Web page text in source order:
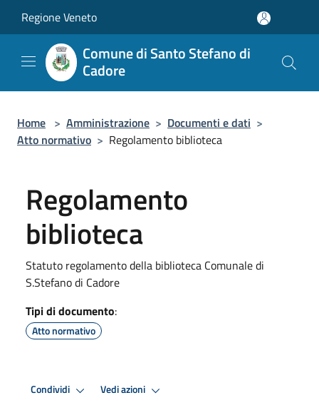
Regione Veneto
Comune di Santo Stefano di
Cadore
Home > Amministrazione > Documenti e dati >
Atto normativo > Regolamento biblioteca
Regolamento
biblioteca
Statuto regolamento della biblioteca Comunale di
S.Stefano di Cadore
Tipi di documento:
Atto normativo
Condividi Vedi azioni